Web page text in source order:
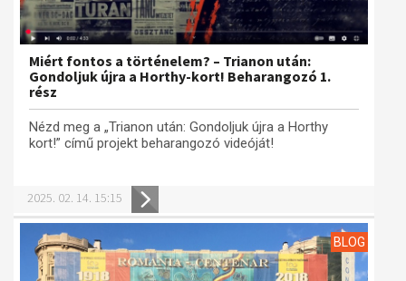
Miért fontos a történelem? – Trianon után:
Gondoljuk újra a Horthy-kort! Beharangozó 1.
rész
Nézd meg a „Trianon után: Gondoljuk újra a Horthy
kort!” című projekt beharangozó videóját!
2025. 02. 14. 15:15
BLOG